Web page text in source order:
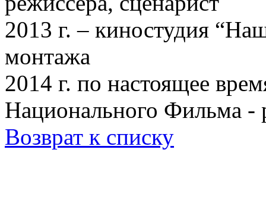
2013 г. – киностудия
монтажа
2014 г. по настоящее
Национального Фильма -
Возврат к списку